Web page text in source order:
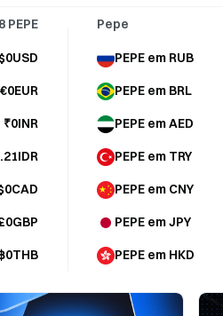
PEPE
$0USD
€0EUR
₹0INR
0THB
Pepe
PEPE em RUB
PEPE em BRL
PEPE em AED
PEPE em TRY
PEPE em CNY
PEPE em JPY
PEPE em HKD